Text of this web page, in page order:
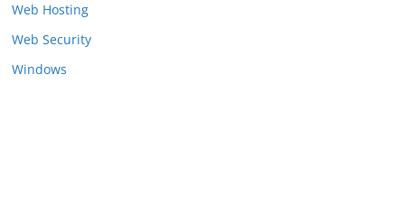
Web Hosting
Web Security
Windows